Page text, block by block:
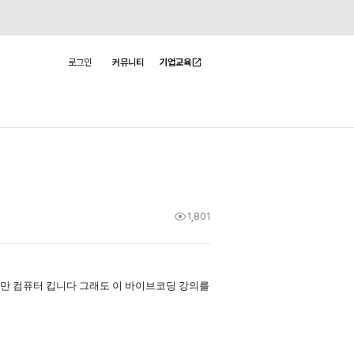
로그인 커뮤니티 기업교육
1,801
컴퓨터 킵니다 그래도 이 바이브코딩 강의를